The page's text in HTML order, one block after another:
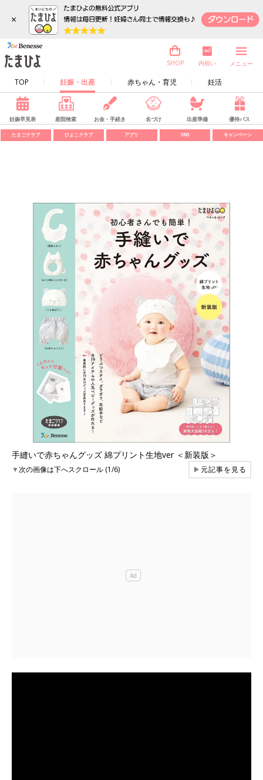
×
TOP 妊娠・出産 赤ちゃん・育児 妊活
SHOP 内祝い メニュー
妊娠早見表 産院検索 お金・手続き 名づけ 出産準備 優待パス
たまごクラブ ひよこクラブ アプリ SNS キャンペーン
手縫いで赤ちゃんグッズ 綿プリント生地ver ＜新装版＞
▼次の画像は下へスクロール (1/6) ▶元記事を見る